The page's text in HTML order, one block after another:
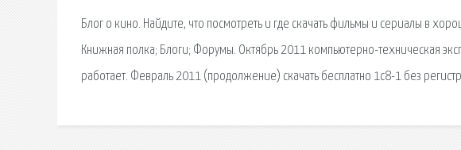
Блог о кино. Найдите, что посмотреть и где скачать фильмы и сериалы в
Книжная полка; Блоги; Форумы. Октябрь 2011 компьютерно-техническая
работает. Февраль 2011 (продолжение) скачать бесплатно 1с8-1 без